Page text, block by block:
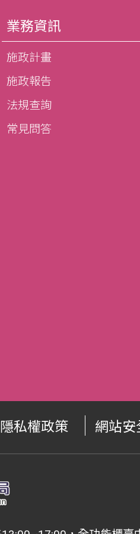
業務資訊
施政計畫
施政報告
法規查詢
常見問答
隱私權政策 網站安